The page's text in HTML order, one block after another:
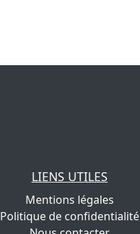
LIENS UTILES
Mentions légales
Politique de confidentialité